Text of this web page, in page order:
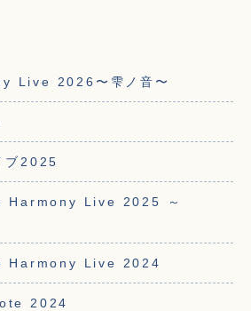
Live 2026〜雫ノ音〜
ブ2025
Harmony Live 2025 ～
Harmony Live 2024
2024